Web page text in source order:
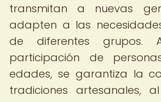
transmitan a nuevas
adapten a las
de diferentes grupos.
participación de
edades, se garantiza la
tradiciones artesanales,